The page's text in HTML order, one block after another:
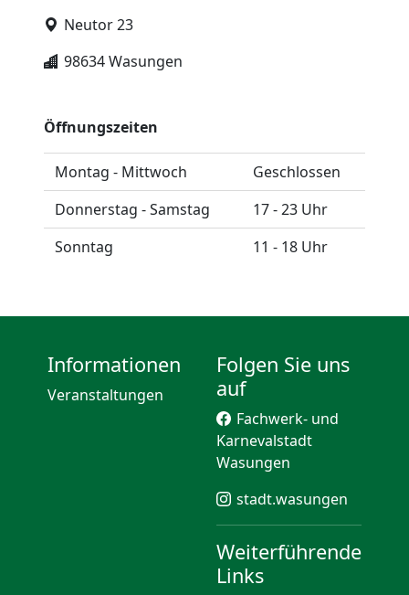
Neutor 23
98634 Wasungen
Öffnungszeiten
Montag - Mittwoch
Geschlossen
Donnerstag - Samstag
17 - 23 Uhr
Sonntag
11 - 18 Uhr
Informationen
Veranstaltungen
Folgen Sie uns
auf
Fachwerk- und
Karnevalstadt
Wasungen
stadt.wasungen
Weiterführende
Links